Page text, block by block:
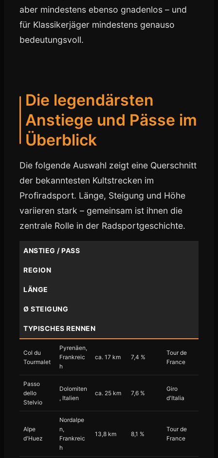
aber mindestens ebenso gnadenlos – und
für Klassikerjäger mindestens genauso
bedeutungsvoll.
Die legendärsten
Anstiege und Pässe im
Überblick
Die folgende Auswahl zeigt eine Querschnitt
der bekanntesten Kultstrecken im
Profiradsport. Länge, Steigung und Höhe
variieren stark – gemeinsam ist ihnen die
zentrale Rolle in der Radsportgeschichte.
ANSTIEG / PASS
REGION
LÄNGE
Ø STEIGUNG
TYPISCHES RENNEN
Col du
Tourmalet
Pyrenäen,
Frankreic
h
ca. 17 km 7,4 %
Tour de
France
Passo
dello
Stelvio
Dolomiten
, Italien
ca. 25 km 7,6 %
Giro
d'Italia
Alpe
d'Huez
Nordalpe
n,
Frankreic
h
13,8 km 8,1 %
Tour de
France